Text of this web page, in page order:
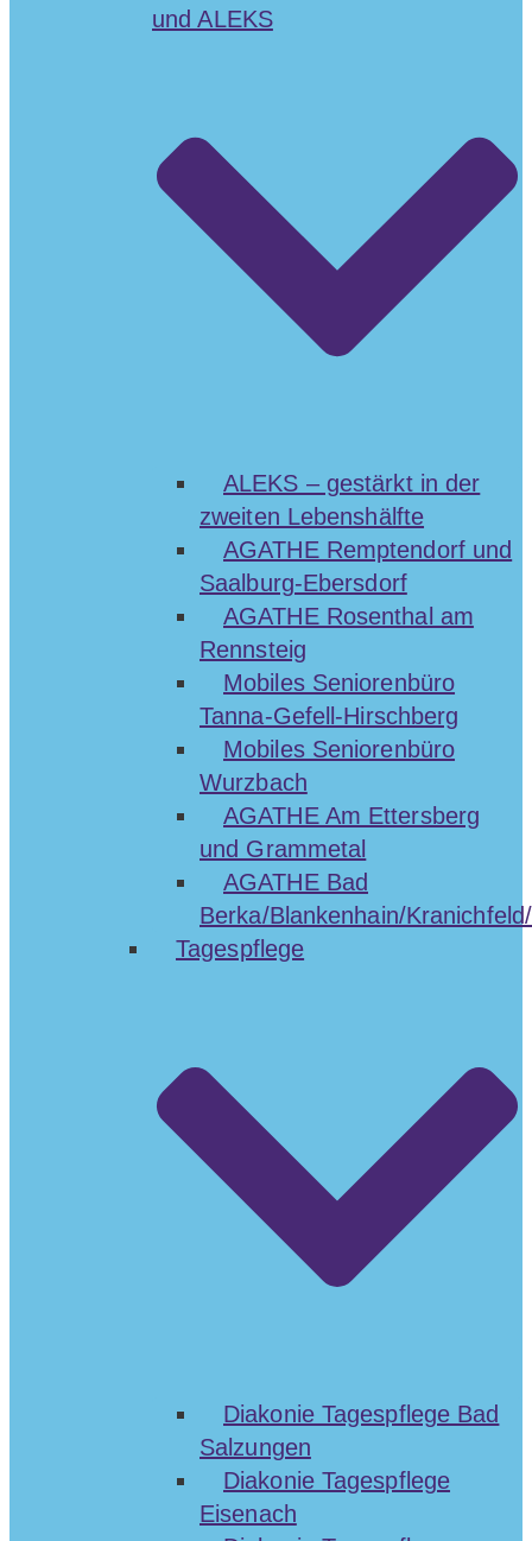
und ALEKS
ALEKS – gestärkt in der
zweiten Lebenshälfte
AGATHE Remptendorf und
Saalburg-Ebersdorf
AGATHE Rosenthal am
Rennsteig
Mobiles Seniorenbüro
Tanna-Gefell-Hirschberg
Mobiles Seniorenbüro
Wurzbach
AGATHE Am Ettersberg
und Grammetal
AGATHE Bad
Berka/Blankenhain/
Tagespflege
Diakonie Tagespflege Bad
Salzungen
Diakonie Tagespflege
Eisenach